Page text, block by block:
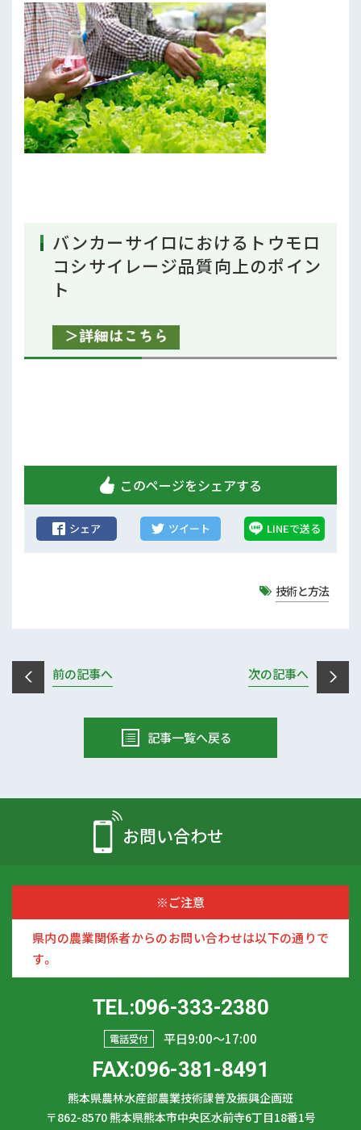
バンカーサイロにおけるトウモロ
コシサイレージ品質向上のポイン
ト
このページをシェアする
シェア ツイート LINEで送る
技術と方法
前の記事へ 次の記事へ
記事一覧へ戻る
病害虫
行政情報
補助事業
試験研究
農薬
2019年 (5)
お問い合わせ
※ご注意
県内の農業関係者からのお問い合わせは以下の通りで
す。
TEL:096-333-2380
電話受付 平日9:00〜17:00
FAX:096-381-8491
熊本県農林水産部農業技術課普及振興企画班
〒862-8570熊本県熊本市中央区水前寺6丁目18番1号